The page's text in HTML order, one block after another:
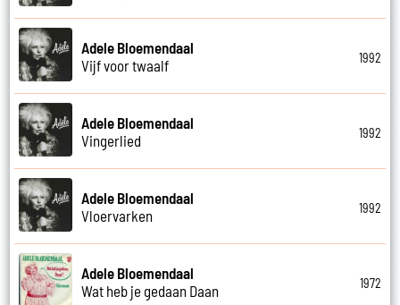
Adele Bloemendaal
Vijf voor twaalf
1992
Adele Bloemendaal
Vingerlied
1992
Adele Bloemendaal
Vloervarken
1992
Adele Bloemendaal
Wat heb je gedaan Daan
1972